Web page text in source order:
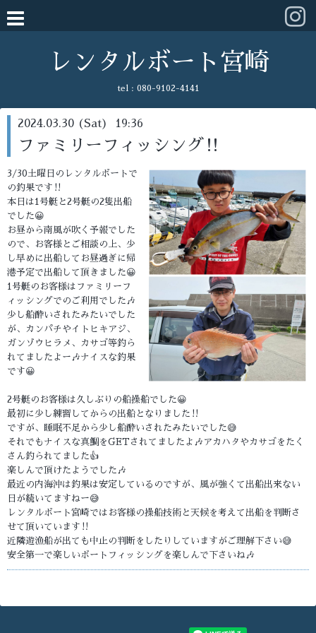
レンタルボート宮崎
tel : 080-9102-4141
2024.03.30 (Sat) 19:36
ファミリーフィッシング‼️
3/30土曜日のレンタルボートで
の釣果です‼️
本日は1号艇と2号艇の2隻出船
でした😀
お昼から南風が吹く予報でした
ので、お客様とご相談の上、少
し早めに出船してお昼過ぎに帰
港予定で出船して頂きました😀
1号艇のお客様はファミリーフ
ィッシングでのご利用でした🎶
少し船酔いされたみたいでした
が、カンパチやイトヒキアジ、
ガンゾウヒラメ、カサゴ等釣ら
れてましたよー🎶ナイスな釣果
です😀
2号艇のお客様は久しぶりの船操船でした😀
最初に少し練習してからの出船となりました‼️
ですが、睡眠不足から少し船酔いされたみたいでした😅
それでもナイスな真鯛をGETされてましたよ🎶アカハタやカサゴをたく
さん釣られてました👍
楽しんで頂けたようでした🎶
最近の内海沖は釣果は安定しているのですが、風が強くて出船出来ない
日が続いてますねー😅
レンタルボート宮崎ではお客様の操船技術と天候を考えて出船を判断さ
せて頂いています‼️
近隣遊漁船が出ても中止の判断をしたりしていますがご理解下さい😅
安全第一で楽しいボートフィッシングを楽しんで下さいね🎶